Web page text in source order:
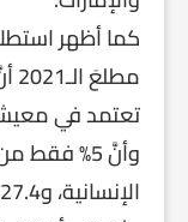
كما أظهر
تعتمد في
وأنَّ 5%
الإنسانية، و27.4% لديها عملٌ إضافي يعيلها.